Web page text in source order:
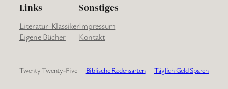
Links
Literatur-Klassiker
Eigene Bücher
Sonstiges
Impressum
Kontakt
Twenty Twenty-Five Biblische Redensarten Täglich Geld Sparen